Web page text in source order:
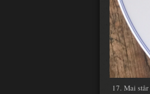
17. Mai